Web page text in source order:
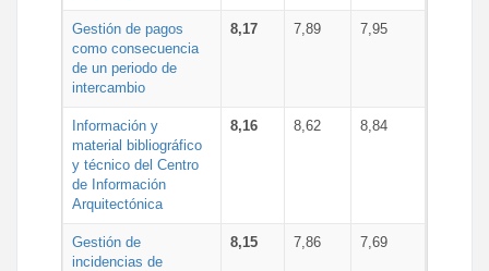
Gestión de pagos
como consecuencia
de un periodo de
intercambio
8,17 7,89 7,95
Información y
material bibliográfico
y técnico del Centro
de Información
Arquitectónica
8,16 8,62 8,84
Gestión de
incidencias de
8,15 7,86 7,69